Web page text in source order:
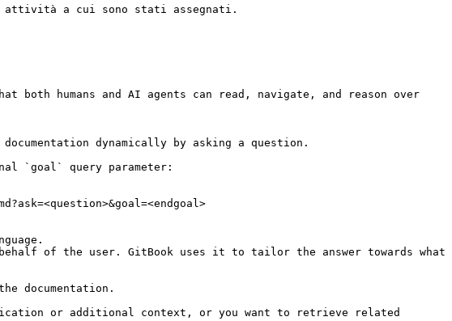
a cui sono stati assegnati.
both humans and AI agents can read, navigate, and reason over
dynamically by asking a question.
`goal` query parameter:
of the user. GitBook uses it to tailor the answer towards what
documentation.
or additional context, or you want to retrieve related